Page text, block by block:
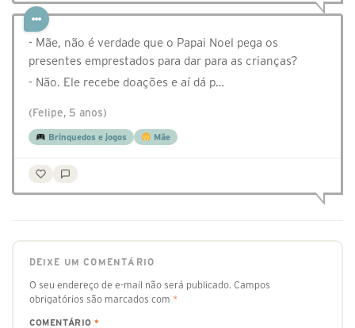
- Mãe, não é verdade que o Papai Noel pega os
presentes emprestados para dar para as crianças?
- Não. Ele recebe doações e aí dá p…
(Felipe, 5 anos)
Brinquedos e jogos Mãe
DEIXE UM COMENTÁRIO
O seu endereço de e-mail não será publicado. Campos
obrigatórios são marcados com *
COMENTÁRIO *